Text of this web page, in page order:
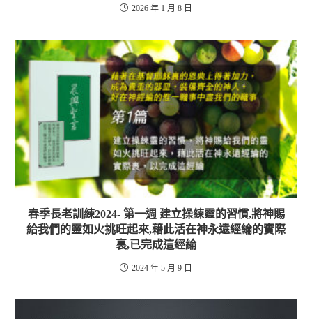
2026 年 1 月 8 日
春季長老訓練2024- 第一週 建立操練靈的習慣,將神賜
給我們的靈如火挑旺起來,藉此活在神永遠經綸的實際
裏,已完成這經綸
2024 年 5 月 9 日